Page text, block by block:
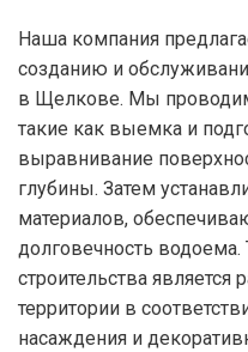
Наша компания
созданию и
в Щелкове. Мы
такие как выемка и
выравнивание
глубины. Затем
материалов,
долговечность
строительства
территории в
насаждения и